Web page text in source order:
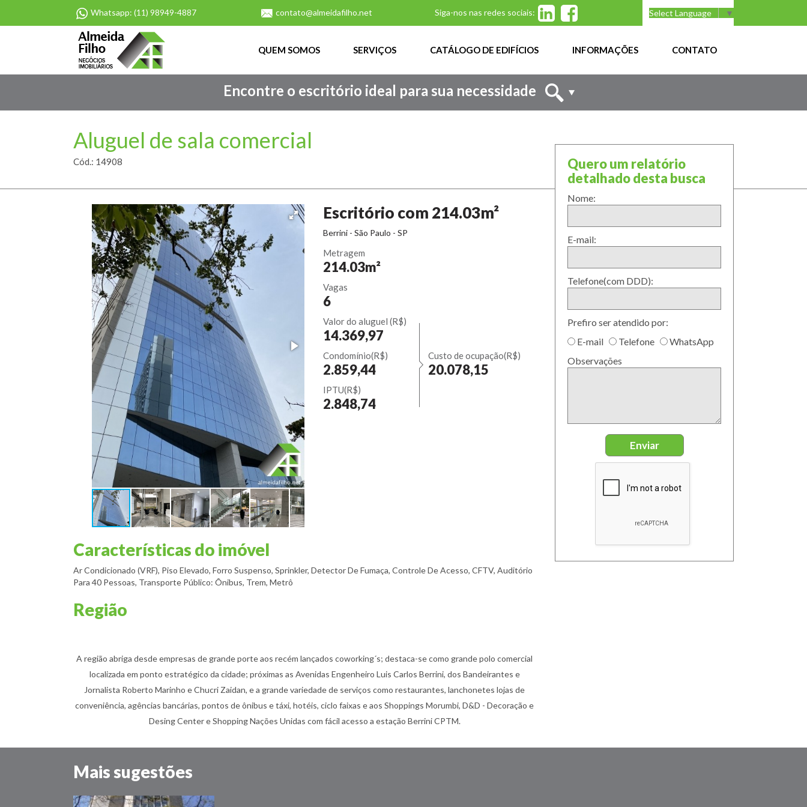
Whatsapp: (11) 98949-4887 contato@almeidafilho.net Siga-nos nas redes sociais: Select Language ▼
QUEM SOMOS SERVIÇOS CATÁLOGO DE EDIFÍCIOS INFORMAÇÕES CONTATO
Encontre o escritório ideal para sua necessidade
Aluguel de sala comercial
Cód.: 14908
Escritório com 214.03m²
Berrini - São Paulo - SP
Metragem
214.03m²
Vagas
6
Valor do aluguel (R$)
14.369,97
Custo de ocupação(R$)
20.078,15
Condomínio(R$)
2.859,44
IPTU(R$)
2.848,74
Características do imóvel
Ar Condicionado (VRF), Piso Elevado, Forro Suspenso, Sprinkler, Detector De Fumaça, Controle De Acesso, CFTV, Auditório
Para 40 Pessoas, Transporte Público: Ônibus, Trem, Metrô
Região
A região abriga desde empresas de grande porte aos recém lançados coworking´s; destaca-se como grande polo comercial
localizada em ponto estratégico da cidade; próximas as Avenidas Engenheiro Luis Carlos Berrini, dos Bandeirantes e
Jornalista Roberto Marinho e Chucri Zaidan, e a grande variedade de serviços como restaurantes, lanchonetes lojas de
conveniência, agências bancárias, pontos de ônibus e táxi, hotéis, ciclo faixas e aos Shoppings Morumbi, D&D - Decoração e
Desing Center e Shopping Nações Unidas com fácil acesso a estação Berrini CPTM.
Quero um relatório
detalhado desta busca
Nome:
E-mail:
Telefone(com DDD):
Prefiro ser atendido por:
E-mail
Telefone
WhatsApp
Observações
Mais sugestões